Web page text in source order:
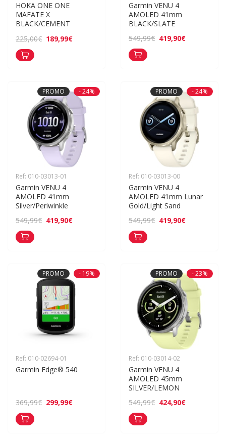
HOKA ONE ONE
MAFATE X
BLACK/CEMENT
225,00€ 189,99€
Garmin VENU 4
AMOLED 41mm
BLACK/SLATE
549,99€ 419,90€
PROMO - 24%
Ref: 010-03013-01
Garmin VENU 4
AMOLED 41mm
Silver/Periwinkle
549,99€ 419,90€
PROMO - 24%
Ref: 010-03013-00
Garmin VENU 4
AMOLED 41mm Lunar
Gold/Light Sand
549,99€ 419,90€
PROMO - 19%
Ref: 010-02694-01
Garmin Edge® 540
369,99€ 299,99€
PROMO - 23%
Ref: 010-03014-02
Garmin VENU 4
AMOLED 45mm
SILVER/LEMON
549,99€ 424,90€